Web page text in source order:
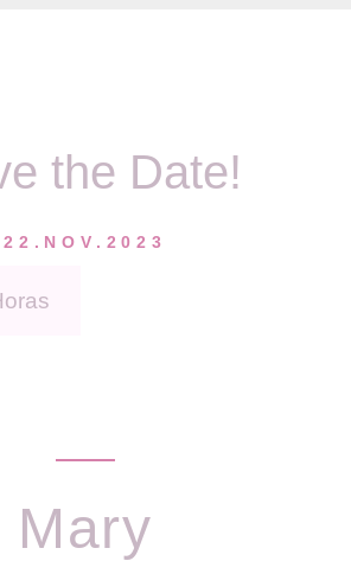
the Date!
22.NOV.2023
Mary